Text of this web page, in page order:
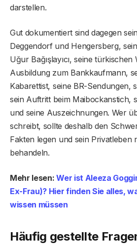
darstellen.
Gut dokumentiert sind dagegen
Deggendorf und Hengersberg,
Uğur Bağışlayıcı, seine
Ausbildung zum Bankkaufmann,
Kabarettist, seine BR-Sendungen,
sein Auftritt beim Maibockanstich,
und seine Auszeichnungen. Wer
schreibt, sollte deshalb den
Fakten legen und sein Privatleben
behandeln.
Mehr lesen:Wer ist Aleeza
Ex-Frau)? Hier finden Sie alles,
wissen müssen
Häufig gestellte